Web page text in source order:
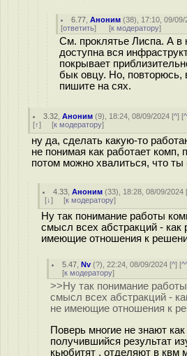
6.77 ,Аноним (38), 17:10, 09/09/
[ответить] [к модератору]
См. проклятье Лиспа. А в
доступна вся
покрывает
бык овцу. Но, повторюсь,
пишите на сях.
3.32 ,Аноним (9), 18:24, 08/09/2024 [^] [
[↑] [к модератору]
ну да, сделать какую-то
не понимая как работает комп,
потом можно хвалиться, что ты
4.33 ,Аноним (33), 18:28, 08/09/2024
[↓] [к модератору]
Ну так понимание работы
смысл всех абстракций - как
имеющие отношения к
5.47 ,Nv (?), 22:24, 08/09/2024 [^] [
[к модератору]
>>Ну так понимание
смысл всех абстракций -
не имеющие отношения к
Поверь многие не знают
получившийся результат
кьюбитят , отделяют в квм